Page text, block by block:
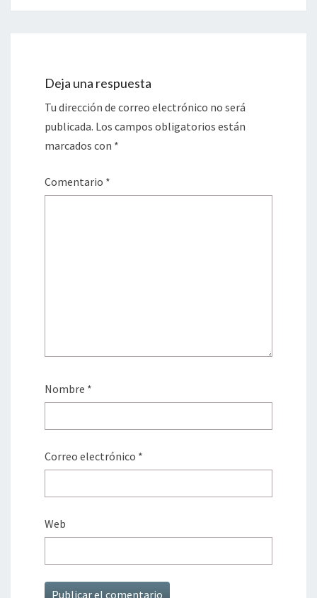
Deja una respuesta
Tu dirección de correo electrónico no será
publicada. Los campos obligatorios están
marcados con *
Comentario *
Nombre *
Correo electrónico *
Web